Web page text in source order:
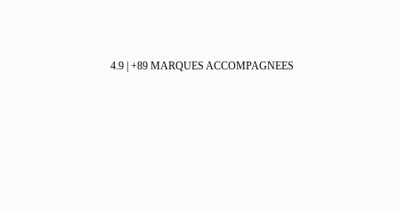
4.9 | +89 MARQUES ACCOMPAGNEES